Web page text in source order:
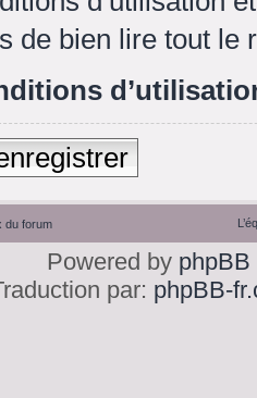
de bien lire tout le
du forum
Powered by phpBB
par: phpBB-